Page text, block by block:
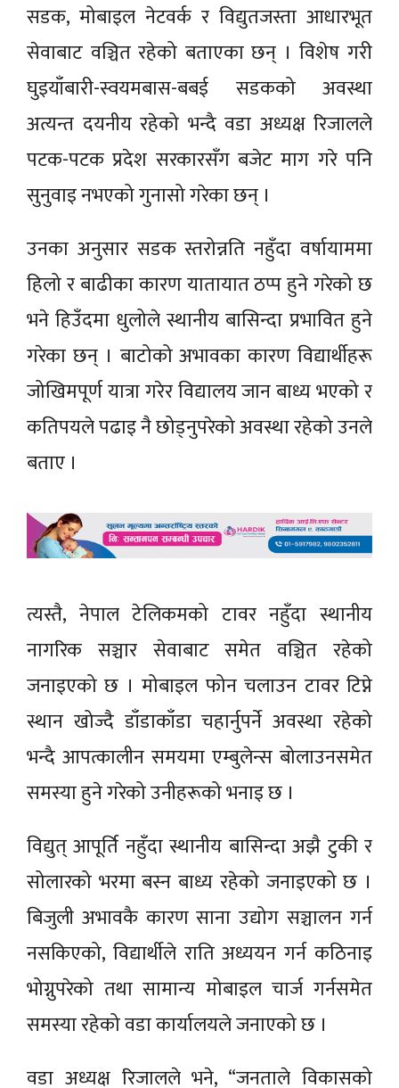
सडक, मोबाइल नेटवर्क र विद्युतजस्ता आधारभूत
सेवाबाट वञ्चित रहेको बताएका छन् । विशेष गरी
घुइयाँबारी-स्वयमबास-बबई सडकको अवस्था
अत्यन्त दयनीय रहेको भन्दै वडा अध्यक्ष रिजालले
पटक-पटक प्रदेश सरकारसँग बजेट माग गरे पनि
सुनुवाइ नभएको गुनासो गरेका छन् ।
उनका अनुसार सडक स्तरोन्नति नहुँदा वर्षायाममा
हिलो र बाढीका कारण यातायात ठप्प हुने गरेको छ
भने हिउँदमा धुलोले स्थानीय बासिन्दा प्रभावित हुने
गरेका छन् । बाटोको अभावका कारण विद्यार्थीहरू
जोखिमपूर्ण यात्रा गरेर विद्यालय जान बाध्य भएको र
कतिपयले पढाइ नै छोड्नुपरेको अवस्था रहेको उनले
बताए ।
त्यस्तै, नेपाल टेलिकमको टावर नहुँदा स्थानीय
नागरिक सञ्चार सेवाबाट समेत वञ्चित रहेको
जनाइएको छ । मोबाइल फोन चलाउन टावर टिप्ने
स्थान खोज्दै डाँडाकाँडा चहार्नुपर्ने अवस्था रहेको
भन्दै आपत्कालीन समयमा एम्बुलेन्स बोलाउनसमेत
समस्या हुने गरेको उनीहरूको भनाइ छ ।
विद्युत् आपूर्ति नहुँदा स्थानीय बासिन्दा अझै टुकी र
सोलारको भरमा बस्न बाध्य रहेको जनाइएको छ ।
बिजुली अभावकै कारण साना उद्योग सञ्चालन गर्न
नसकिएको, विद्यार्थीले राति अध्ययन गर्न कठिनाइ
भोग्नुपरेको तथा सामान्य मोबाइल चार्ज गर्नसमेत
समस्या रहेको वडा कार्यालयले जनाएको छ ।
वडा अध्यक्ष रिजालले भने, “जनताले विकासको